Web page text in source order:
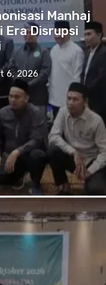
Manhaj
Era Disrupsi
6, 2026